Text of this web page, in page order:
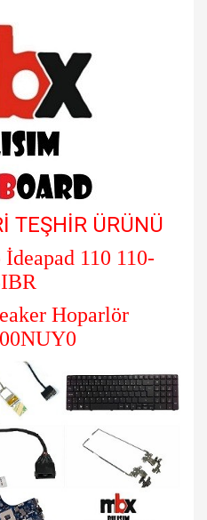
TEŞHİR ÜRÜNÜ
110 110-
Hoparlör